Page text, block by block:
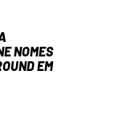
NOMES
EM